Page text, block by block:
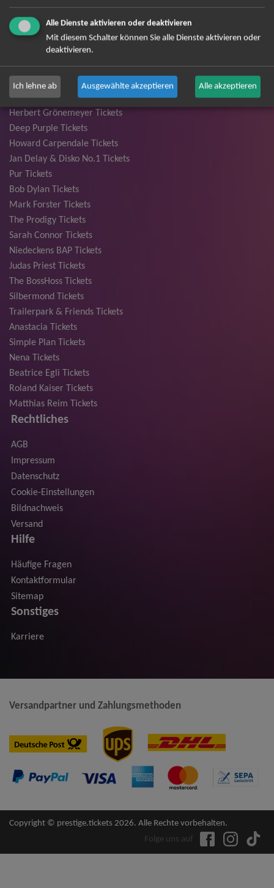
Backstreet Boys Tickets
Unheilig Tickets
Santiano Tickets
Ina Müller Tickets
Bryan Adams Tickets
Andreas Gabalier Tickets
Die Fantastischen Vier Tickets
Herbert Grönemeyer Tickets
Deep Purple Tickets
Howard Carpendale Tickets
Jan Delay & Disko No.1 Tickets
Pur Tickets
Bob Dylan Tickets
Mark Forster Tickets
The Prodigy Tickets
Sarah Connor Tickets
Niedeckens BAP Tickets
Judas Priest Tickets
The BossHoss Tickets
Silbermond Tickets
Trailerpark & Friends Tickets
Anastacia Tickets
Simple Plan Tickets
Nena Tickets
Beatrice Egli Tickets
Roland Kaiser Tickets
Matthias Reim Tickets
Rechtliches
AGB
Impressum
Datenschutz
Cookie-Einstellungen
Bildnachweis
Versand
Hilfe
Häufige Fragen
Kontaktformular
Sitemap
Sonstiges
Karriere
Versandpartner und Zahlungsmethoden
Copyright © prestige.tickets 2026. Alle Rechte vorbehalten.
Folge uns auf
Alle Dienste aktivieren oder deaktivieren
Mit diesem Schalter können Sie alle Dienste aktivieren oder
deaktivieren.
Ich lehne ab Ausgewählte akzeptieren Alle akzeptieren